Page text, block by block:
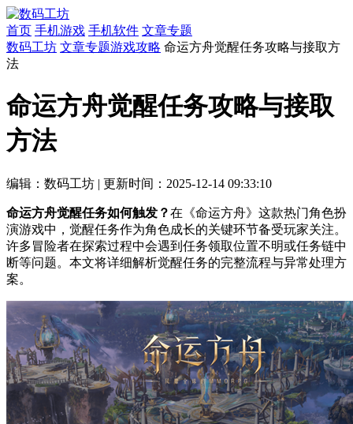
首页 手机游戏 手机软件 文章专题
数码工坊 文章专题游戏攻略 命运方舟觉醒任务攻略与接取方
法
命运方舟觉醒任务攻略与接取
方法
编辑：数码工坊 | 更新时间：2025-12-14 09:33:10
命运方舟觉醒任务如何触发？在《命运方舟》这款热门角色扮
演游戏中，觉醒任务作为角色成长的关键环节备受玩家关注。
许多冒险者在探索过程中会遇到任务领取位置不明或任务链中
断等问题。本文将详细解析觉醒任务的完整流程与异常处理方
案。